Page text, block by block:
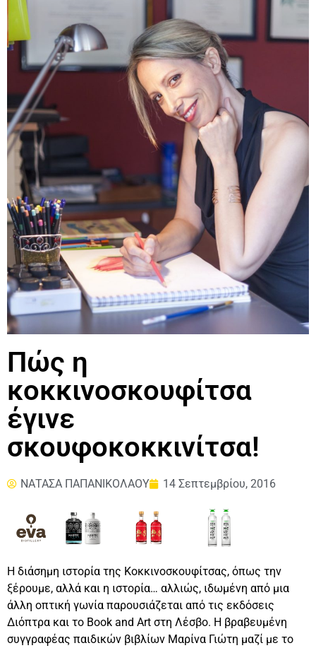
Πώς η
κοκκινοσκουφίτσα
έγινε
σκουφοκοκκινίτσα!
ΝΑΤΑΣΑ ΠΑΠΑΝΙΚΟΛΑΟΥ 14 Σεπτεμβρίου, 2016
Η διάσημη ιστορία της Κοκκινοσκουφίτσας, όπως την
ξέρουμε, αλλά και η ιστορία… αλλιώς, ιδωμένη από μια
άλλη οπτική γωνία παρουσιάζεται από τις εκδόσεις
Διόπτρα και το Book and Art στη Λέσβο. Η βραβευμένη
συγγραφέας παιδικών βιβλίων Μαρίνα Γιώτη μαζί με το